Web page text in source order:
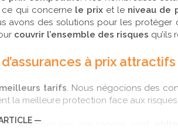
qui concernele prixet le niveau de
avons des solutions pour les protéger
couvrir l’ensemble des risques qu’ils
à prix attractifs
meilleurs tarifs. Nous négocions des
la meilleure protection face aux
nombreuses assurances sont
—